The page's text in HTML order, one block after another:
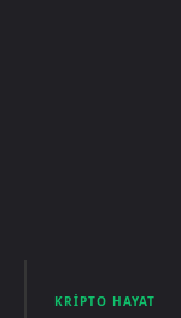
KRIPTO HAYAT